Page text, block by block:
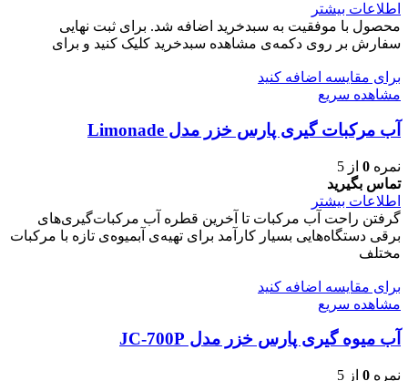
اطلاعات بیشتر
محصول با موفقیت به سبدخرید اضافه شد. برای ثبت نهایی
سفارش بر روی دکمه‌ی مشاهده سبدخرید کلیک کنید و برای
برای مقایسه اضافه کنید
مشاهده سریع
آب مرکبات گیری پارس خزر مدل Limonade
نمره 0 از 5
تماس بگیرید
اطلاعات بیشتر
گرفتن راحت آب مرکبات تا آخرین قطره آب مرکبات‌گیری‌های
برقی دستگاه‌هایی بسیار کارآمد برای تهیه‌ی آبمیوه‌ی تازه با مرکبات
مختلف
برای مقایسه اضافه کنید
مشاهده سریع
آب میوه گیری پارس خزر مدل JC-700P
نمره 0 از 5